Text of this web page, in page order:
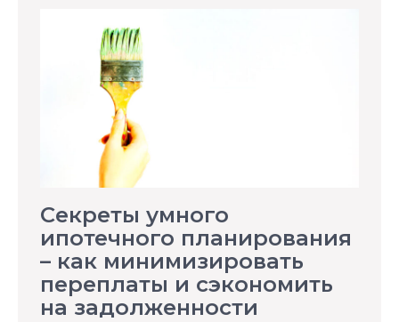
Секреты умного
ипотечного планирования
– как минимизировать
переплаты и сэкономить
на задолженности